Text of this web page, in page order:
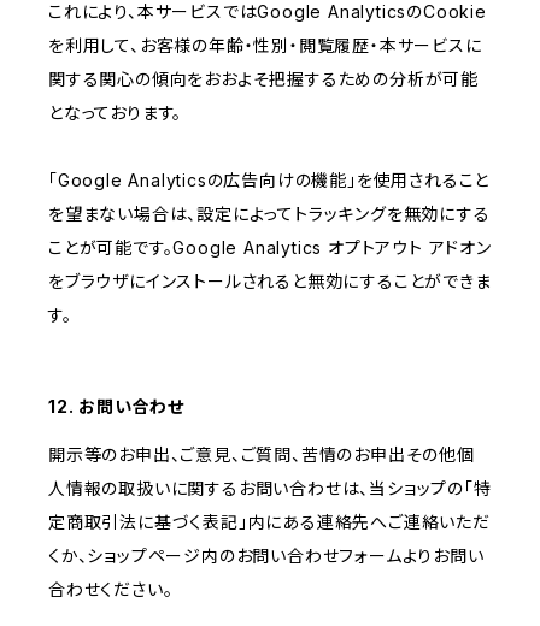
これにより、本サービスではGoogle AnalyticsのCookie
を利用して、お客様の年齢・性別・閲覧履歴・本サービスに
関する関心の傾向をおおよそ把握するための分析が可能
となっております。
「Google Analyticsの広告向けの機能」を使用されること
を望まない場合は、設定によってトラッキングを無効にする
ことが可能です。Google Analytics オプトアウト アドオン
をブラウザにインストールされると無効にすることができま
す。
12. お問い合わせ
開示等のお申出、ご意見、ご質問、苦情のお申出その他個
人情報の取扱いに関するお問い合わせは、当ショップの「特
定商取引法に基づく表記」内にある連絡先へご連絡いただ
くか、ショップページ内のお問い合わせフォームよりお問い
合わせください。